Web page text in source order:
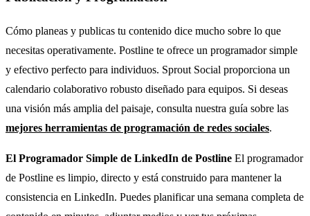
Cómo planeas y publicas tu contenido dice mucho sobre lo que
necesitas operativamente. Postline te ofrece un programador simple
y efectivo perfecto para individuos. Sprout Social proporciona un
calendario colaborativo robusto diseñado para equipos. Si deseas
una visión más amplia del paisaje, consulta nuestra guía sobre las
mejores herramientas de programación de redes sociales.
El Programador Simple de LinkedIn de Postline El programador
de Postline es limpio, directo y está construido para mantener la
consistencia en LinkedIn. Puedes planificar una semana completa de